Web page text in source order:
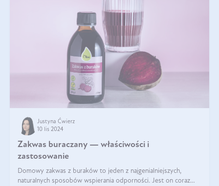
Justyna Ćwierz
10 lis 2024
Zakwas buraczany — właściwości i
zastosowanie
Domowy zakwas z buraków to jeden z najgenialniejszych,
naturalnych sposobów wspierania odporności. Jest on coraz